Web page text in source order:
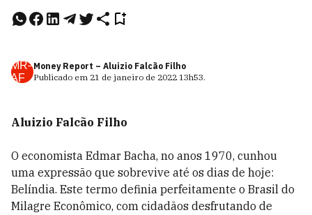
MR–
AF
Money Report – Aluizio Falcão Filho
Publicado em 21 de janeiro de 2022 13h53.
Aluizio Falcão Filho
O economista Edmar Bacha, no anos 1970, cunhou
uma expressão que sobrevive até os dias de hoje:
Belíndia. Este termo definia perfeitamente o Brasil do
Milagre Econômico, com cidadãos desfrutando de